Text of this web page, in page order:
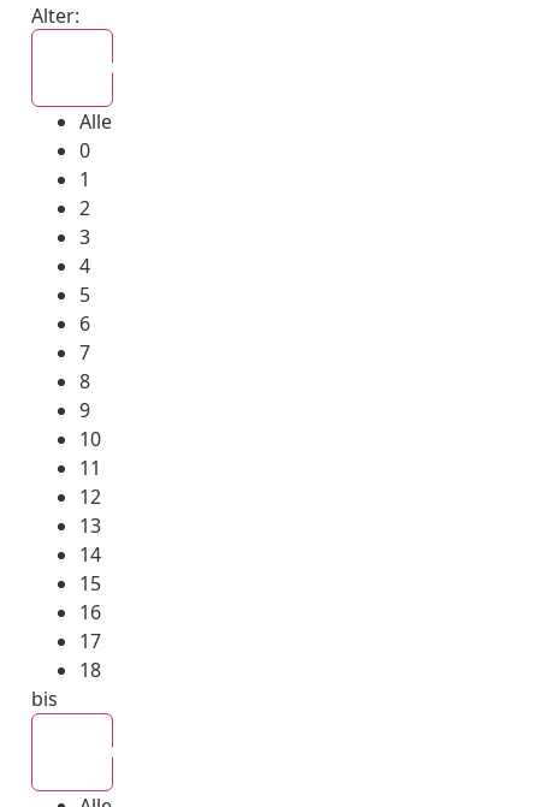
Alter:
Alle
0
1
2
3
4
5
6
7
8
9
10
11
12
13
14
15
16
17
18
bis